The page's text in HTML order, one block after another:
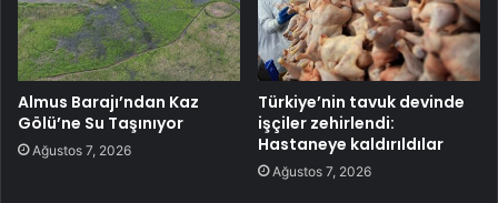
Almus Barajı’ndan Kaz
Gölü’ne Su Taşınıyor
Ağustos 7, 2026
Türkiye’nin tavuk devinde
işçiler zehirlendi:
Hastaneye kaldırıldılar
Ağustos 7, 2026